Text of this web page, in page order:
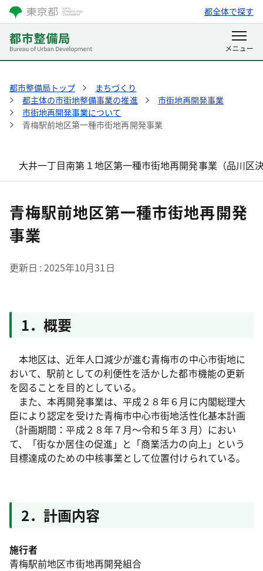
都全体で探す
都市整備局トップ
まちづくり
都主体の市街地整備事業の推進
市街地再開発事業
市街地再開発事業について
青梅駅前地区第一種市街地再開発事業
大井一丁目南第１地区第一種市街地再開発事業（品川区
青梅駅前地区第一種市街地再開発
事業
更新日 2025年10月31日
1．概要
本地区は、近年人口減少が進む青梅市の中心市街地に
おいて、駅前としての利便性を活かした都市機能の更新
を図ることを目的としている。
また、本再開発事業は、平成２８年６月に内閣総理大
臣により認定を受けた青梅市中心市街地活性化基本計画
（計画期間：平成２８年７月～令和５年３月）におい
て、「街なか居住の促進」と「商業活力の向上」という
目標達成のための中核事業として位置付けられている。
2．計画内容
施行者
青梅駅前地区市街地再開発組合